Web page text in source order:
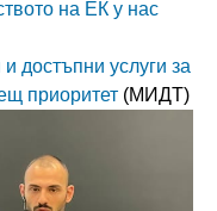
на ЕК у нас
достъпни услуги за
приоритет (МИДТ)